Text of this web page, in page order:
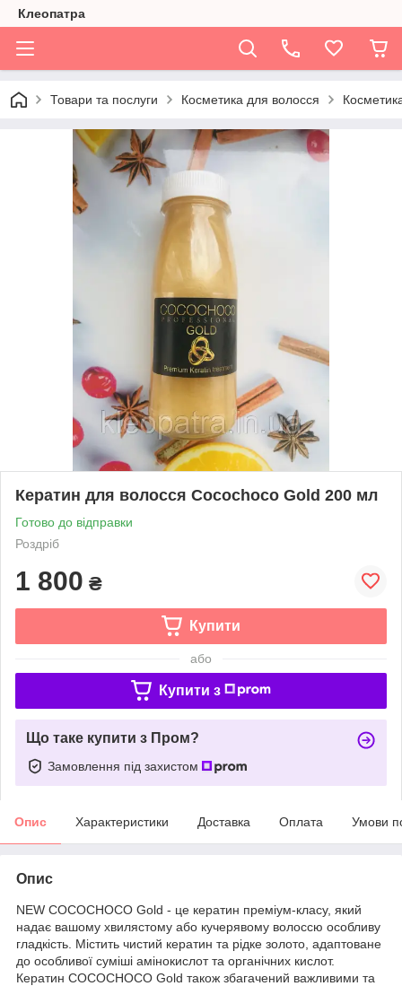
Клеопатра
Товари та послуги Косметика для волосся
Кератин для волосся Cocochoco Gold 200 мл
Готово до відправки
Роздріб
1 800 ₴
Купити
або
Купити з
Що таке купити з Пром?
Замовлення під захистом
Опис Характеристики Доставка Оплата Умови
Опис
NEW COCOCHOCO Gold - це кератин преміум-класу, який
надає вашому хвилястому або кучерявому волоссю особливу
гладкість. Містить чистий кератин та рідке золото, адаптоване
до особливої суміші амінокислот та органічних кислот.
Кератин COCOCHOCO Gold також збагачений важливими та